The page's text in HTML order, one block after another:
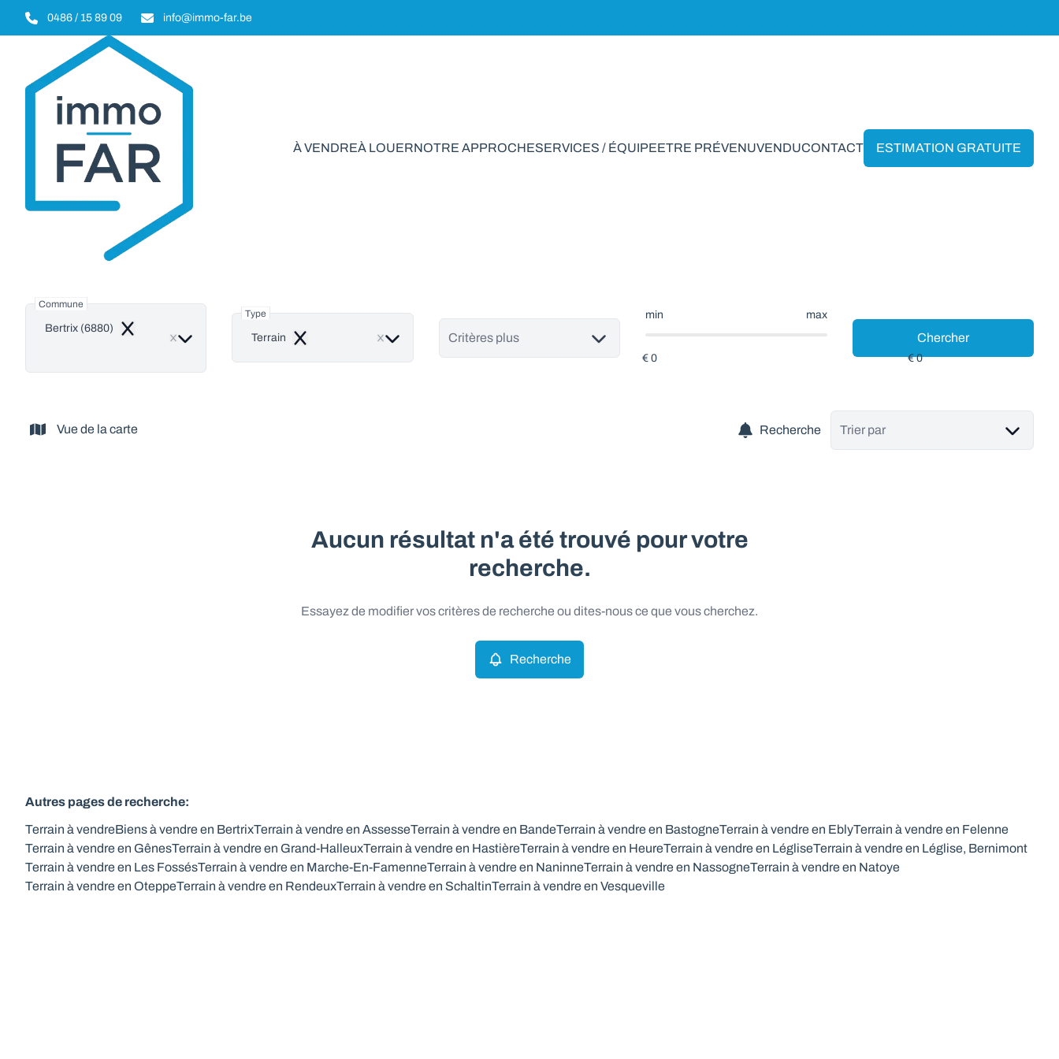
Aller au contenu principal
0486 / 15 89 09 info@immo-far.be
À VENDREÀ LOUERNOTRE APPROCHESERVICES / ÉQUIPEETRE PRÉVENUVENDUCONTACT ESTIMATION GRATUITE
Commune
Bertrix (6880) Remove
Type
Terrain Remove Critères plus
min max
Chercher
Vue de la carte Recherche Trier par
Aucun résultat n'a été trouvé pour votre
recherche.
Essayez de modifier vos critères de recherche ou dites-nous ce que vous cherchez.
Recherche
Autres pages de recherche:
Terrain à vendreBiens à vendre en BertrixTerrain à vendre en AssesseTerrain à vendre en BandeTerrain à vendre en BastogneTerrain à vendre en EblyTerrain à vendre en Felenne
Terrain à vendre en GênesTerrain à vendre en Grand-HalleuxTerrain à vendre en HastièreTerrain à vendre en HeureTerrain à vendre en LégliseTerrain à vendre en Léglise, Bernimont
Terrain à vendre en Les FossésTerrain à vendre en Marche-En-FamenneTerrain à vendre en NaninneTerrain à vendre en NassogneTerrain à vendre en Natoye
Terrain à vendre en OteppeTerrain à vendre en RendeuxTerrain à vendre en SchaltinTerrain à vendre en Vesqueville